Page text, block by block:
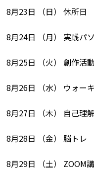
8月23日 （日） 休所日
8月24日 （月） 実践パ
8月25日 （火） 創作活
8月26日 （水） ウォー
8月27日 （木） 自己理
8月28日 （金） 脳トレ
8月29日 （土） ZOOM